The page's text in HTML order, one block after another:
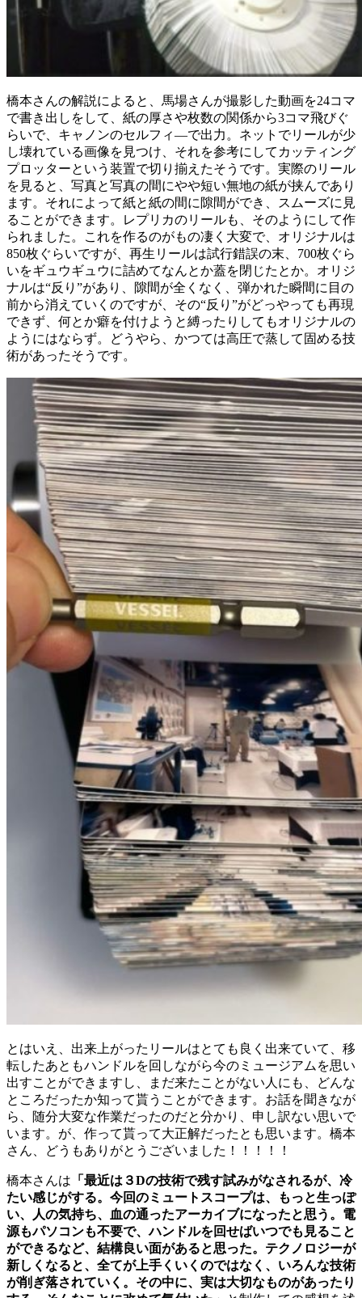
橋本さんの解説によると、馬場さんが撮影した動画を24コマ
で書き出しをして、紙の厚さや枚数の関係から3コマ飛びぐ
らいで、キャノンのセルフィ―で出力。ネットでリールが少
し壊れている画像を見つけ、それを参考にしてカッティング
プロッターという装置で切り揃えたそうです。実際のリール
を見ると、写真と写真の間にやや短い無地の紙が挟んであり
ます。それによって紙と紙の間に隙間ができ、スムーズに見
ることができます。レプリカのリールも、そのようにして作
られました。これを作るのがもの凄く大変で、オリジナルは
850枚ぐらいですが、再生リールは試行錯誤の末、700枚ぐら
いをギュウギュウに詰めてなんとか蓋を閉じたとか。オリジ
ナルは“反り”があり、隙間が全くなく、弾かれた瞬間に目の
前から消えていくのですが、その“反り”がどっやっても再現
できず、何とか癖を付けようと縛ったりしてもオリジナルの
ようにはならず。どうやら、かつては高圧で蒸して固める技
術があったそうです。
とはいえ、出来上がったリールはとても良く出来ていて、移
転したあともハンドルを回しながら今のミュージアムを思い
出すことができますし、まだ来たことがない人にも、どんな
ところだったか知って貰うことができます。お話を聞きなが
ら、随分大変な作業だったのだと分かり、申し訳ない思いで
います。が、作って貰って大正解だったとも思います。橋本
さん、どうもありがとうございました！！！！！
橋本さんは 「 最近は３Dの技術で残す試みがなされるが、冷
たい感じがする。今回のミュートスコープは、もっと生っぽ
い、人の気持ち、血の通ったアーカイブになったと思う。電
源もパソコンも不要で、ハンドルを回せばいつでも見ること
ができるなど、結構良い面があると思った。テクノロジーが
新しくなると、全てが上手くいくのではなく、いろんな技術
が削ぎ落されていく。その中に、実は大切なものがあったり